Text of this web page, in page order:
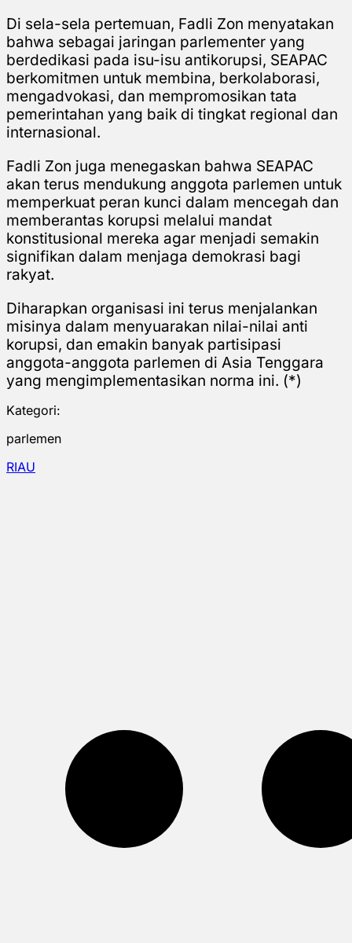
Di sela-sela pertemuan, Fadli Zon menyatakan
bahwa sebagai jaringan parlementer yang
berdedikasi pada isu-isu antikorupsi, SEAPAC
berkomitmen untuk membina, berkolaborasi,
mengadvokasi, dan mempromosikan tata
pemerintahan yang baik di tingkat regional dan
internasional.
Fadli Zon juga menegaskan bahwa SEAPAC
akan terus mendukung anggota parlemen untuk
memperkuat peran kunci dalam mencegah dan
memberantas korupsi melalui mandat
konstitusional mereka agar menjadi semakin
signifikan dalam menjaga demokrasi bagi
rakyat.
Diharapkan organisasi ini terus menjalankan
misinya dalam menyuarakan nilai-nilai anti
korupsi, dan emakin banyak partisipasi
anggota-anggota parlemen di Asia Tenggara
yang mengimplementasikan norma ini. (*)
Kategori:
parlemen
RIAU